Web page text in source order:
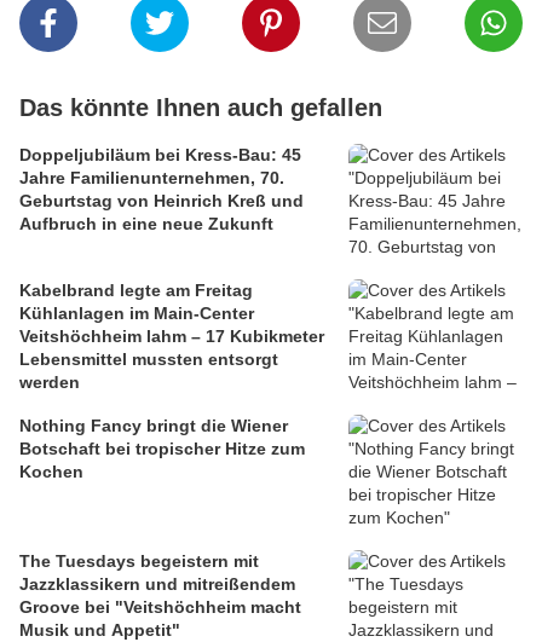
Das könnte Ihnen auch gefallen
Doppeljubiläum bei Kress-Bau: 45
Jahre Familienunternehmen, 70.
Geburtstag von Heinrich Kreß und
Aufbruch in eine neue Zukunft
Kabelbrand legte am Freitag
Kühlanlagen im Main-Center
Veitshöchheim lahm – 17 Kubikmeter
Lebensmittel mussten entsorgt
werden
Nothing Fancy bringt die Wiener
Botschaft bei tropischer Hitze zum
Kochen
The Tuesdays begeistern mit
Jazzklassikern und mitreißendem
Groove bei "Veitshöchheim macht
Musik und Appetit"